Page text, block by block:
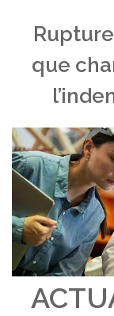
que